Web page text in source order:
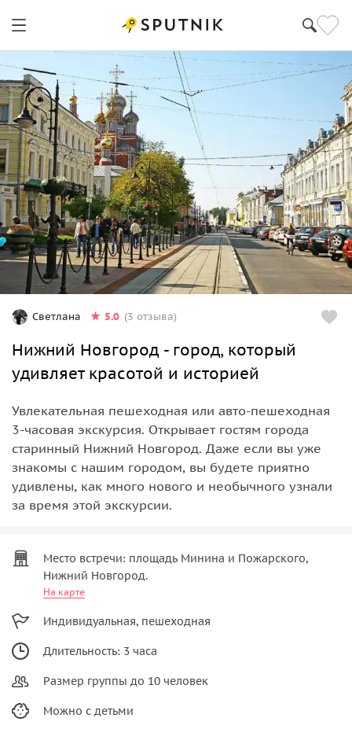
Светлана 5.0 (3 отзыва)
Нижний Новгород - город, который
удивляет красотой и историей
Увлекательная пешеходная или авто-пешеходная
3-часовая экскурсия. Открывает гостям города
старинный Нижний Новгород. Даже если вы уже
знакомы с нашим городом, вы будете приятно
удивлены, как много нового и необычного узнали
за время этой экскурсии.
Место встречи: площадь Минина и Пожарского,
Нижний Новгород.
На карте
Индивидуальная, пешеходная
Длительность: 3 часа
Размер группы до 10 человек
Можно с детьми